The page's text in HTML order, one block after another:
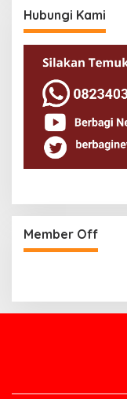
Hubungi Kami
Member Off